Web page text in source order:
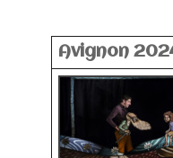
Avignon